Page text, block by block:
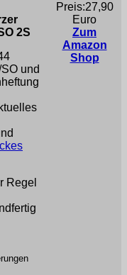
2S
und
Regel
Preis:27,90
Euro
Zum
Amazon
Shop